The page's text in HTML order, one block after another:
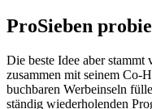
ProSieben
Die beste Idee aber stammt
zusammen mit seinem Co-
buchbaren Werbeinseln
ständig wiederholenden